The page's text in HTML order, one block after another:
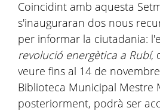
Coincidint amb aquesta
s'inauguraran dos nous
per informar la ciutadania:
revolució energètica a Rubí,
veure fins al 14 de
Biblioteca Municipal Mestre
posteriorment, podrà ser